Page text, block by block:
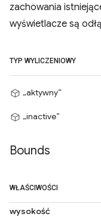
zachowania
wyświetlacze są
TYP WYLICZENIOWY
„aktywny”
„inactive”
Bounds
WŁAŚCIWOŚCI
wysokość